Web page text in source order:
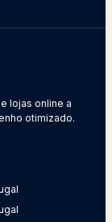
lojas online a
otimizado.